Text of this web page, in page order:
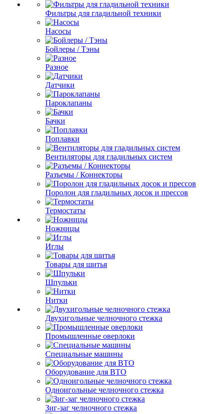
Фильтры для гладильной техники
Насосы
Бойлеры / Тэны
Разное
Датчики
Пароклапаны
Бачки
Поплавки
Вентиляторы для гладильных систем
Разъемы / Коннекторы
Поролон для гладильных досок и прессов
Термостаты
Ножницы
Иглы
Товары для шитья
Шпульки
Нитки
Двухигольные челночного стежка
Промышленные оверлоки
Специальные машины
Оборудование для ВТО
Одноигольные челночного стежка
Зиг-заг челночного стежка